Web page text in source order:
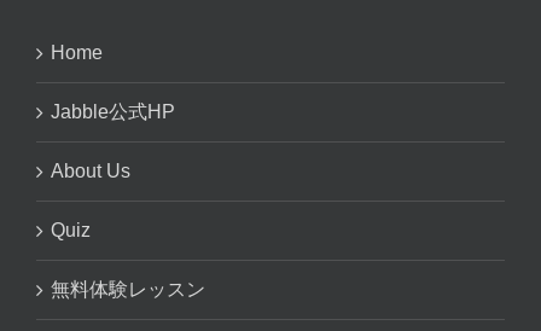
Home
Jabble公式HP
About Us
Quiz
無料体験レッスン